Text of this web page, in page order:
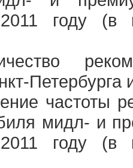
году (в
Петербурга
частоты
мидл- и
году (в